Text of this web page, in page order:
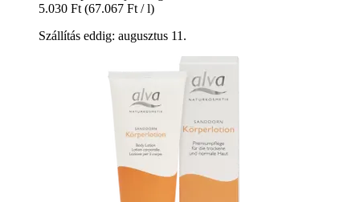
5.030 Ft (67.067 Ft / l)
Szállítás eddig: augusztus 11.